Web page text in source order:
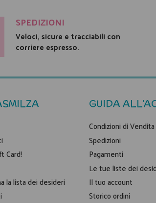
SPEDIZIONI
Veloci, sicure e tracciabili con
corriere espresso.
Card!
la lista dei desideri
GUIDA
Condizioni di Vendita
Spedizioni
Pagamenti
Le tue liste dei
Il tuo account
Storico ordini